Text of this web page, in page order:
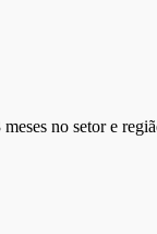
no setor e